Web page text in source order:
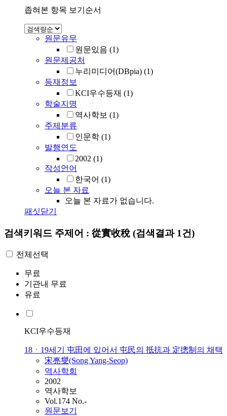
좁혀본 항목 보기순서
원문유무
원문있음 (1)
원문제공처
누리미디어(DBpia) (1)
등재정보
KCI우수등재 (1)
학술지명
역사학보 (1)
주제분류
인문학 (1)
발행연도
2002 (1)
작성언어
한국어 (1)
오늘 본 자료
오늘 본 자료가 없습니다.
패싯닫기
검색키워드 주제어 : 從實收稅 (검색결과 1건)
전체선택
무료
기관내 무료
유료
KCI우수등재
18ㆍ19세기 屯田에 있어서 屯民의 抵抗과 定摠制의 채택
宋亮燮(Song Yang-Seop)
역사학회
2002
역사학보
Vol.174 No.-
원문보기